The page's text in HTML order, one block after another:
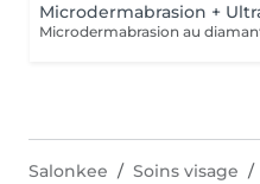
Microdermabrasion +
Salonkee Soins visage